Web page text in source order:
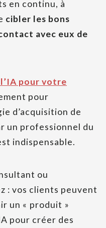
en continu, à
cibler les bons
avec eux de
pour votre
pour
d’acquisition de
un professionnel du
indispensable.
ou
: vos clients peuvent
un « produit »
pour créer des